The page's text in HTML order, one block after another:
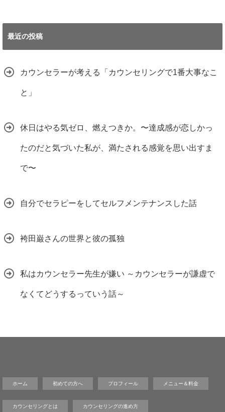
最近の投稿
カウンセラーが考える「カウンセリングで1番大事なこ
と」
休日はやる気ゼロ、燃えつきか。〜達成感が恋しかっ
たのだと気づいた私が、満たされる感覚を思い出すま
で〜
自分でセラピーをしてセルフメンテナンスした話
袴田巌さんの世界と彼の孤独
私はカウンセラー先生が嫌い ～カウンセラーが謙虚で
なくてどうするっていう話～
ホーム 初めての方へ プロフィール メニュー＆料金
カウンセリングとは カウンセリングの進め方